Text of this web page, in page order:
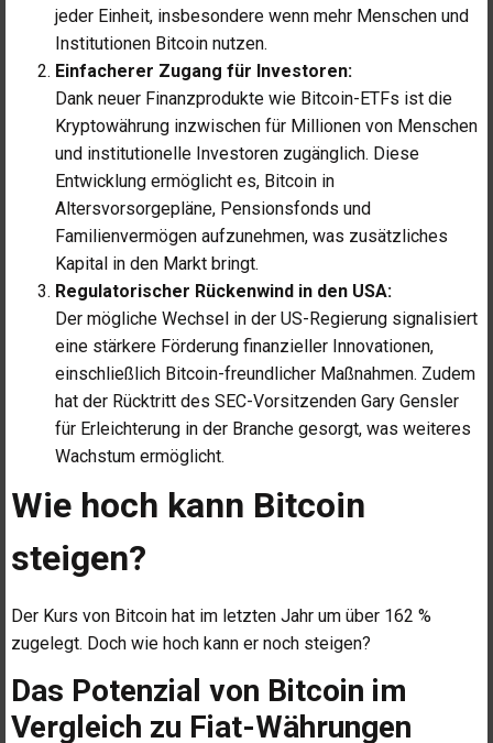
jeder Einheit, insbesondere wenn mehr Menschen und
Institutionen Bitcoin nutzen.
Einfacherer Zugang für Investoren:
Dank neuer Finanzprodukte wie Bitcoin-ETFs ist die
Kryptowährung inzwischen für Millionen von Menschen
und institutionelle Investoren zugänglich. Diese
Entwicklung ermöglicht es, Bitcoin in
Altersvorsorgepläne, Pensionsfonds und
Familienvermögen aufzunehmen, was zusätzliches
Kapital in den Markt bringt.
Regulatorischer Rückenwind in den USA:
Der mögliche Wechsel in der US-Regierung signalisiert
eine stärkere Förderung finanzieller Innovationen,
einschließlich Bitcoin-freundlicher Maßnahmen. Zudem
hat der Rücktritt des SEC-Vorsitzenden Gary Gensler
für Erleichterung in der Branche gesorgt, was weiteres
Wachstum ermöglicht.
Wie hoch kann Bitcoin
steigen?
Der Kurs von Bitcoin hat im letzten Jahr um über 162 %
zugelegt. Doch wie hoch kann er noch steigen?
Das Potenzial von Bitcoin im
Vergleich zu Fiat-Währungen